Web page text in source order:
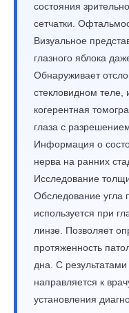
состояния
сетчатки.
Визуальное
глазного яблока
Обнаруживает
стекловидном теле,
когерентная
глаза с
Информация о
нерва на ранних
Исследование
Обследование угла
используется при
линзе. Позволяет
протяженность
дна. С
направляется к
установления